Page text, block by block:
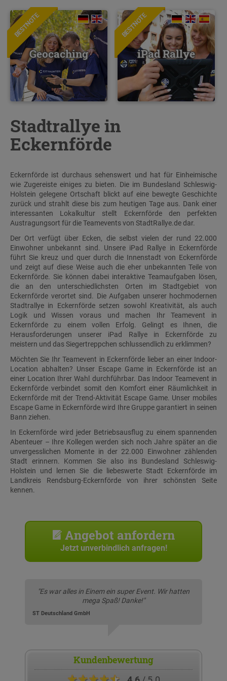
BESTNOTE
Geocaching
BESTNOTE
iPad Rallye
Stadtrallye in
Eckernförde
Eckernförde ist durchaus sehenswert und hat für Einheimische
wie Zugereiste einiges zu bieten. Die im Bundesland Schleswig-
Holstein gelegene Ortschaft blickt auf eine bewegte Geschichte
zurück und strahlt diese bis zum heutigen Tage aus. Dank einer
interessanten Lokalkultur stellt Eckernförde den perfekten
Austragungsort für die Teamevents von StadtRallye.de dar.
Der Ort verfügt über Ecken, die selbst vielen der rund 22.000
Einwohner unbekannt sind. Unsere iPad Rallye in Eckernförde
führt Sie kreuz und quer durch die Innenstadt von Eckernförde
und zeigt auf diese Weise auch die eher unbekannten Teile von
Eckernförde. Sie können dabei interaktive Teamaufgaben lösen,
die an den unterschiedlichsten Orten im Stadtgebiet von
Eckernförde verortet sind. Die Aufgaben unserer hochmodernen
Stadtrallye in Eckernförde setzen sowohl Kreativität, als auch
Logik und Wissen voraus und machen Ihr Teamevent in
Eckernförde zu einem vollen Erfolg. Gelingt es Ihnen, die
Herausforderungen unserer iPad Rallye in Eckernförde zu
meistern und das Siegertreppchen schlussendlich zu erklimmen?
Möchten Sie Ihr Teamevent in Eckernförde lieber an einer Indoor-
Location abhalten? Unser Escape Game in Eckernförde ist an
einer Location Ihrer Wahl durchführbar. Das Indoor Teamevent in
Eckernförde verbindet somit den Komfort einer Räumlichkeit in
Eckernförde mit der Trend-Aktivität Escape Game. Unser mobiles
Escape Game in Eckernförde wird Ihre Gruppe garantiert in seinen
Bann ziehen.
In Eckernförde wird jeder Betriebsausflug zu einem spannenden
Abenteuer – Ihre Kollegen werden sich noch Jahre später an die
unvergesslichen Momente in der 22.000 Einwohner zählenden
Stadt erinnern. Kommen Sie also ins Bundesland Schleswig-
Holstein und lernen Sie die liebeswerte Stadt Eckernförde im
Landkreis Rendsburg-Eckernförde von ihrer schönsten Seite
kennen.
Angebot anfordern
Jetzt unverbindlich anfragen!
"Es war alles in Einem ein super Event. Wir hatten
mega Spaß! Danke!"
ST Deutschland GmbH
Kundenbewertung